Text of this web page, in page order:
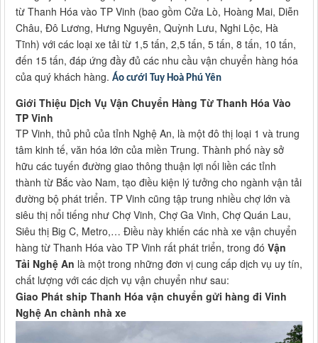
từ Thanh Hóa vào TP Vinh (bao gồm Cửa Lò, Hoàng Mai, Diễn
Châu, Đô Lương, Hưng Nguyên, Quỳnh Lưu, Nghi Lộc, Hà
Tĩnh) với các loại xe tải từ 1,5 tấn, 2,5 tấn, 5 tấn, 8 tấn, 10 tấn,
đến 15 tấn, đáp ứng đầy đủ các nhu cầu vận chuyển hàng hóa
của quý khách hàng. Áo cưới Tuy Hoà Phú Yên
Giới Thiệu Dịch Vụ Vận Chuyển Hàng Từ Thanh Hóa Vào
TP Vinh
TP Vinh, thủ phủ của tỉnh Nghệ An, là một đô thị loại 1 và trung
tâm kinh tế, văn hóa lớn của miền Trung. Thành phố này sở
hữu các tuyến đường giao thông thuận lợi nối liền các tỉnh
thành từ Bắc vào Nam, tạo điều kiện lý tưởng cho ngành vận tải
đường bộ phát triển. TP Vinh cũng tập trung nhiều chợ lớn và
siêu thị nổi tiếng như Chợ Vinh, Chợ Ga Vinh, Chợ Quán Lau,
Siêu thị Big C, Metro,… Điều này khiến các nhà xe vận chuyển
hàng từ Thanh Hóa vào TP Vinh rất phát triển, trong đó Vận
Tải Nghệ An là một trong những đơn vị cung cấp dịch vụ uy tín,
chất lượng với các dịch vụ vận chuyển như sau:
Giao Phát ship Thanh Hóa vận chuyển gửi hàng đi Vinh
Nghệ An chành nhà xe